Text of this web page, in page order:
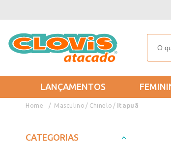
LANÇAMENTOS
Masculino Chinelo Itapuã
CATEGORIAS